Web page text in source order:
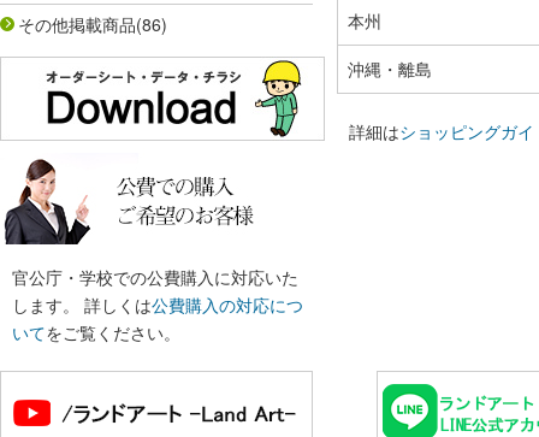
その他掲載商品(86)
官公庁・学校での公費購入に対応いた
します。 詳しくは公費購入の対応につ
いてをご覧ください。
本州
沖縄・離島
詳細はショッピングガイ